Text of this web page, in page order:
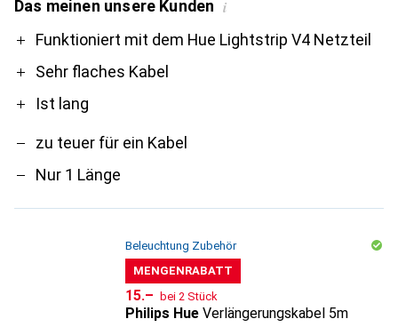
Das meinen unsere Kunden i
ProFunktioniert mit dem Hue Lightstrip V4 Netzteil
Sehr flaches Kabel
Ist lang
Contra
zu teuer für ein Kabel
Nur 1 Länge
Beleuchtung Zubehör
MENGENRABATT
CHF
15.– bei 2 Stück
Philips Hue Verlängerungskabel 5m